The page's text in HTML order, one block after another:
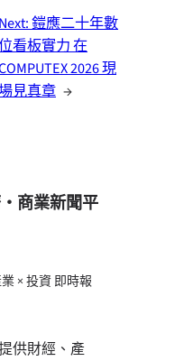
Next:鎧應二十年數
看板實力 在
2026 現
見真章 →
商業新聞平
× 投資 即時報
供財經、產